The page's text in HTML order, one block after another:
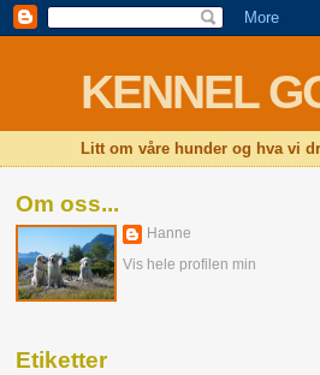
KENNEL
Litt om våre hunder og hva vi
Om oss...
Hanne
Vis hele profilen min
Etiketter